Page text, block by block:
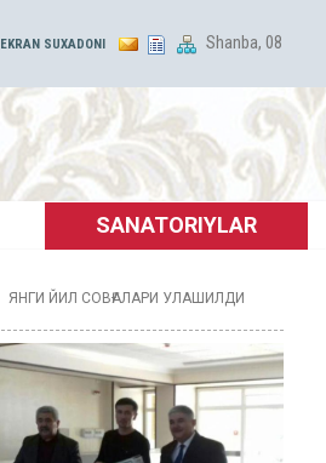
EKRAN SUXADONI
Shanba, 08
SANATORIYLAR
ЯНГИ ЙИЛ СОВҒАЛАРИ УЛАШИЛДИ